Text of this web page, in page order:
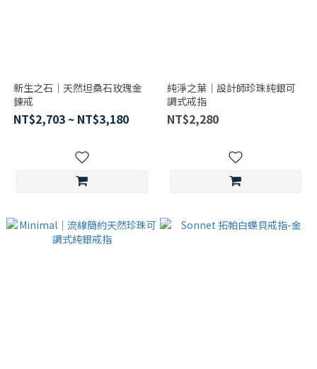
新生之石｜天然坦桑石玫瑰金
鍊戒
NT$2,703 ~ NT$3,180
純淨之葉｜設計師珍珠純銀可
調式戒指
NT$2,280